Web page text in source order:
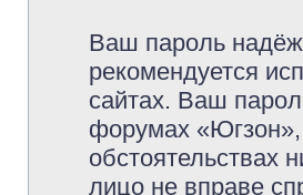
Ваш пароль
рекомендуется
сайтах. Ваш
форумах «Югзон»,
обстоятельствах
лицо не вправе